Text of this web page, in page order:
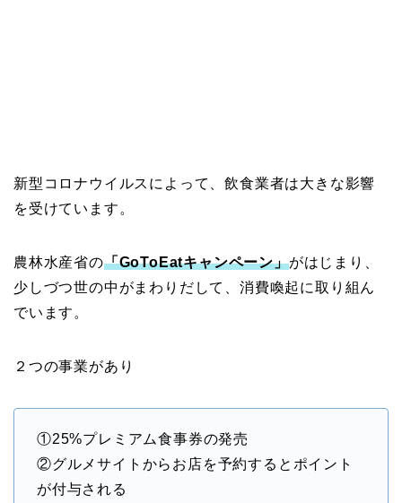
新型コロナウイルスによって、飲食業者は大きな影響
を受けています。
農林水産省の「GoToEatキャンペーン」がはじまり、
少しづつ世の中がまわりだして、消費喚起に取り組ん
でいます。
２つの事業があり
①25%プレミアム食事券の発売
②グルメサイトからお店を予約するとポイント
が付与される